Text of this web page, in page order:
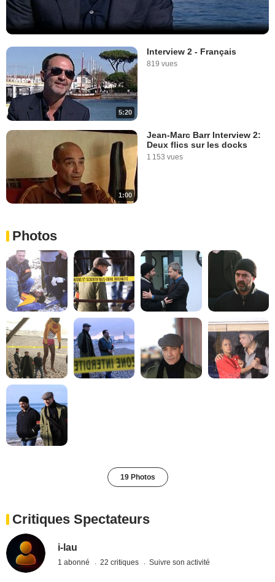
5:20
Interview 2 - Français
819 vues
1:00
Jean-Marc Barr Interview 2:
Deux flics sur les docks
1 153 vues
Photos
19 Photos
Critiques Spectateurs
i-lau
1 abonné 22 critiques Suivre son activité